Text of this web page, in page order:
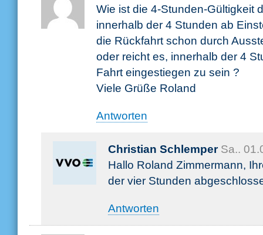
Wie ist die 4-Stunden-Gültigkeit
innerhalb der 4 Stunden ab
die Rückfahrt schon durch
oder reicht es, innerhalb der 4
Fahrt eingestiegen zu sein ?
Viele Grüße Roland
Antworten
Christian Schlemper Sa..
Hallo Roland Zimmermann,
der vier Stunden
Antworten